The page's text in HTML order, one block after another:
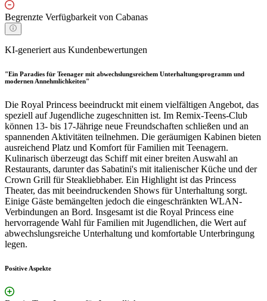
Begrenzte Verfügbarkeit von Cabanas
KI-generiert aus Kundenbewertungen
"Ein Paradies für Teenager mit abwechslungsreichem Unterhaltungsprogramm und
modernen Annehmlichkeiten"
Die Royal Princess beeindruckt mit einem vielfältigen Angebot, das
speziell auf Jugendliche zugeschnitten ist. Im Remix-Teens-Club
können 13- bis 17-Jährige neue Freundschaften schließen und an
spannenden Aktivitäten teilnehmen. Die geräumigen Kabinen bieten
ausreichend Platz und Komfort für Familien mit Teenagern.
Kulinarisch überzeugt das Schiff mit einer breiten Auswahl an
Restaurants, darunter das Sabatini's mit italienischer Küche und der
Crown Grill für Steakliebhaber. Ein Highlight ist das Princess
Theater, das mit beeindruckenden Shows für Unterhaltung sorgt.
Einige Gäste bemängelten jedoch die eingeschränkten WLAN-
Verbindungen an Bord. Insgesamt ist die Royal Princess eine
hervorragende Wahl für Familien mit Jugendlichen, die Wert auf
abwechslungsreiche Unterhaltung und komfortable Unterbringung
legen.
Positive Aspekte